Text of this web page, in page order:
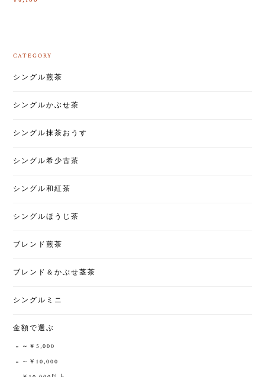
CATEGORY
シングル煎茶
シングルかぶせ茶
シングル抹茶おうす
シングル希少古茶
シングル和紅茶
シングルほうじ茶
ブレンド煎茶
ブレンド＆かぶせ茎茶
シングルミニ
金額で選ぶ
～￥5,000
～￥10,000